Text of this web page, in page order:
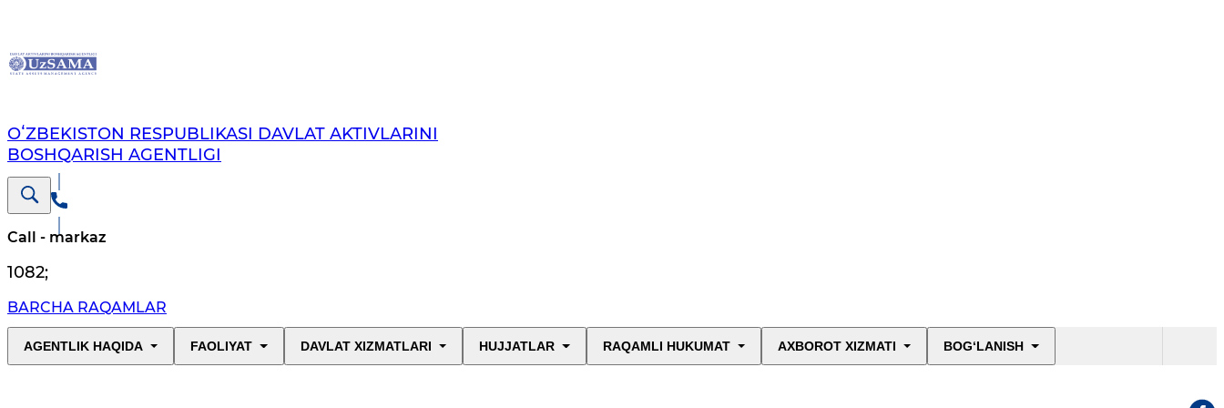
OʻZBEKISTON RESPUBLIKASI DAVLAT AKTIVLARINI
BOSHQARISH AGENTLIGI
Call - markaz
1082;
BARCHA RAQAMLAR
AGENTLIK HAQIDA FAOLIYAT DAVLAT XIZMATLARI HUJJATLAR RAQAMLI HUKUMAT AXBOROT XIZMATI BOG‘LANISH